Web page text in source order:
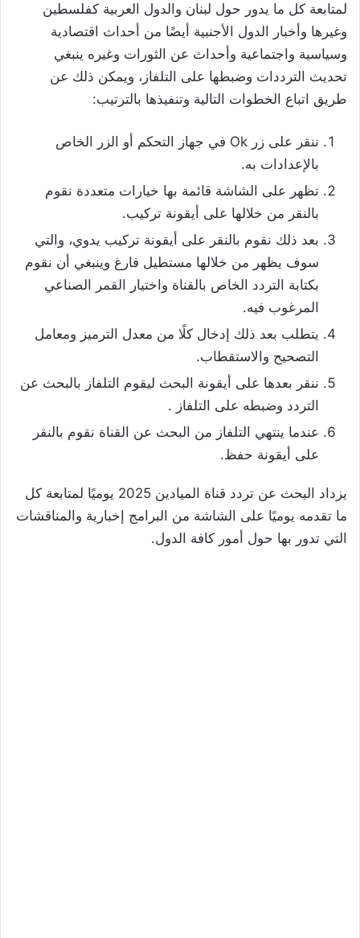
لمتابعة كل ما يدور حول لبنان والدول العربية كفلسطين
وغيرها وأخبار الدول الأجنبية أيضًا من أحداث اقتصادية
وسياسية واجتماعية وأحداث عن الثورات وغيره ينبغي
تحديث الترددات وضبطها على التلفاز، ويمكن ذلك عن
طريق اتباع الخطوات التالية وتنفيذها بالترتيب:
ننقر على زر Ok في جهاز التحكم أو الزر الخاص
بالإعدادات به.
تظهر على الشاشة قائمة بها خيارات متعددة نقوم
بالنقر من خلالها على أيقونة تركيب.
بعد ذلك نقوم بالنقر على أيقونة تركيب يدوي، والتي
سوف يظهر من خلالها مستطيل فارغ وينبغي أن نقوم
بكتابة التردد الخاص بالقناة واختيار القمر الصناعي
المرغوب فيه.
يتطلب بعد ذلك إدخال كلًا من معدل الترميز ومعامل
التصحيح والاستقطاب.
ننقر بعدها على أيقونة البحث ليقوم التلفاز بالبحث عن
التردد وضبطه على التلفاز .
عندما ينتهي التلفاز من البحث عن القناة نقوم بالنقر
على أيقونة حفظ.
يزداد البحث عن تردد قناة الميادين 2025 يوميًا لمتابعة كل
ما تقدمه يوميًا على الشاشة من البرامج إخبارية والمناقشات
التي تدور بها حول أمور كافة الدول.